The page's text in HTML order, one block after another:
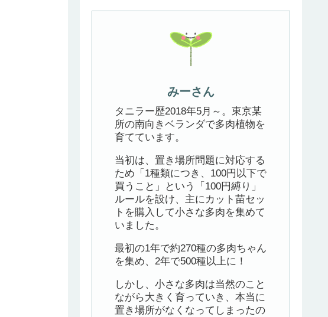
みーさん
タニラー歴2018年5月～。東京某
所の南向きベランダで多肉植物を
育てています。
当初は、置き場所問題に対応する
ため「1種類につき、100円以下で
買うこと」という「100円縛り」
ルールを設け、主にカット苗セッ
トを購入して小さな多肉を集めて
いました。
最初の1年で約270種の多肉ちゃん
を集め、2年で500種以上に！
しかし、小さな多肉は当然のこと
ながら大きく育っていき、本当に
置き場所がなくなってしまったの